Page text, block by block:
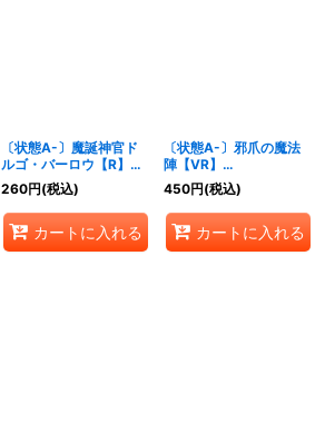
〔状態A-〕魔誕神官ド
ルゴ・バーロウ【R】
{24RP4秘16/秘24}
《闇》
260円(税込)
カートに入れる
〔状態A-〕邪爪の魔法
陣【VR】
{24RP410/76}《多》
450円(税込)
カートに入れる